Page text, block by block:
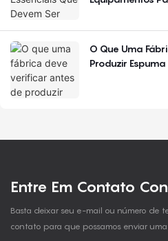
O Que Uma
Produzir
Entre Em Contato
Basta deixar seu e-mail ou número de
contato para que possamos enviar